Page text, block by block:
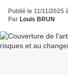
Publié le 11/11/2025
Par Louis BRUN